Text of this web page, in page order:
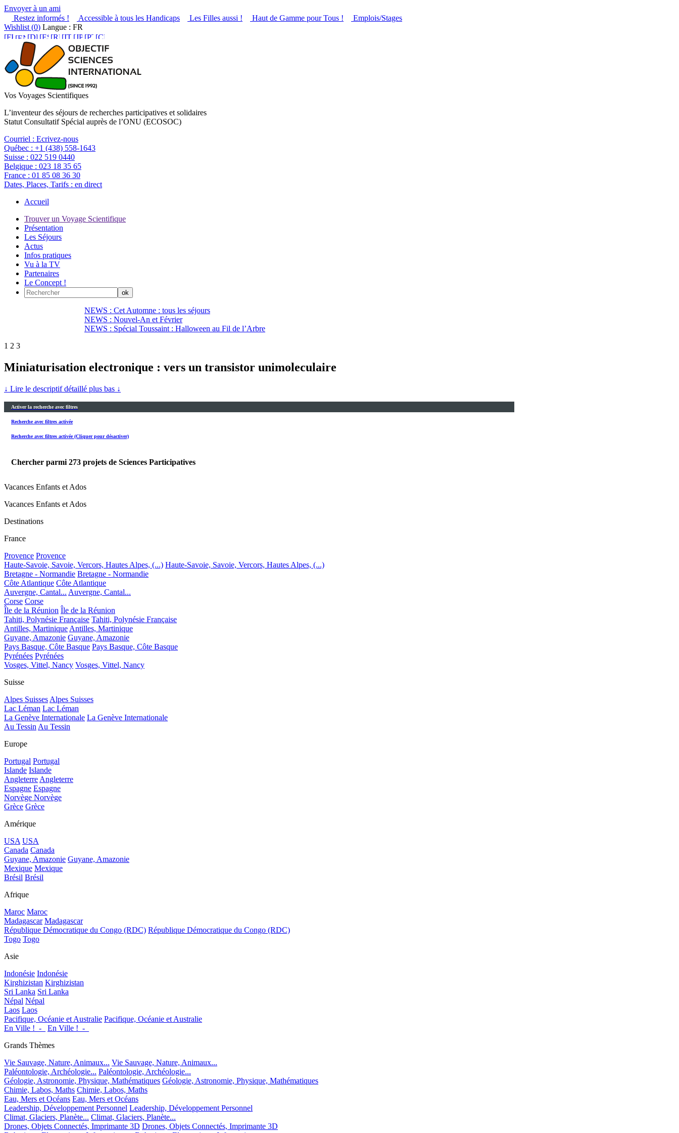
Envoyer à un ami
Restez informés !
Accessible à tous les Handicaps Les Filles aussi ! Haut de Gamme pour Tous !
Emplois/Stages
Wishlist (0) Langue : FR
Vos Voyages Scientifiques
L’inventeur des séjours de recherches participatives et solidaires
Statut Consultatif Spécial auprès de l’ONU (ECOSOC)
Courriel : Ecrivez-nous
Québec : +1 (438) 558-1643
Suisse : 022 519 0440
Belgique : 023 18 35 65
France : 01 85 08 36 30
Dates, Places, Tarifs : en direct
Accueil
Trouver un Voyage Scientifique
Présentation
Les Séjours
Actus
Infos pratiques
Vu à la TV
Partenaires
Le Concept !
NEWS : Cet Automne : tous les séjours
NEWS : Nouvel-An et Février
NEWS : Spécial Toussaint : Halloween au Fil de l’Arbre
1 2 3
Miniaturisation electronique : vers un transistor unimoleculaire
↓ Lire le descriptif détaillé plus bas ↓
Activer la recherche avec filtres
Recherche avec filtres activée
Recherche avec filtres activée (Cliquer pour désactiver)
Chercher parmi 273 projets de Sciences Participatives
Vacances Enfants et Ados
Vacances Enfants et Ados
Destinations
France
Provence Provence
Haute-Savoie, Savoie, Vercors, Hautes Alpes, (...) Haute-Savoie, Savoie, Vercors, Hautes Alpes, (...)
Bretagne - Normandie Bretagne - Normandie
Côte Atlantique Côte Atlantique
Auvergne, Cantal... Auvergne, Cantal...
Corse Corse
Île de la Réunion Île de la Réunion
Tahiti, Polynésie Française Tahiti, Polynésie Française
Antilles, Martinique Antilles, Martinique
Guyane, Amazonie Guyane, Amazonie
Pays Basque, Côte Basque Pays Basque, Côte Basque
Pyrénées Pyrénées
Vosges, Vittel, Nancy Vosges, Vittel, Nancy
Suisse
Alpes Suisses Alpes Suisses
Lac Léman Lac Léman
La Genève Internationale La Genève Internationale
Au Tessin Au Tessin
Europe
Portugal Portugal
Islande Islande
Angleterre Angleterre
Espagne Espagne
Norvège Norvège
Grèce Grèce
Amérique
USA USA
Canada Canada
Guyane, Amazonie Guyane, Amazonie
Mexique Mexique
Brésil Brésil
Afrique
Maroc Maroc
Madagascar Madagascar
République Démocratique du Congo (RDC) République Démocratique du Congo (RDC)
Togo Togo
Asie
Indonésie Indonésie
Kirghizistan Kirghizistan
Sri Lanka Sri Lanka
Népal Népal
Laos Laos
Pacifique, Océanie et Australie Pacifique, Océanie et Australie
En Ville !_-_
En Ville !_-_
Grands Thèmes
Vie Sauvage, Nature, Animaux... Vie Sauvage, Nature, Animaux...
Paléontologie, Archéologie... Paléontologie, Archéologie...
Géologie, Astronomie, Physique, Mathématiques Géologie, Astronomie, Physique, Mathématiques
Chimie, Labos, Maths Chimie, Labos, Maths
Eau, Mers et Océans Eau, Mers et Océans
Leadership, Développement Personnel Leadership, Développement Personnel
Climat, Glaciers, Planète... Climat, Glaciers, Planète...
Drones, Objets Connectés, Imprimante 3D Drones, Objets Connectés, Imprimante 3D